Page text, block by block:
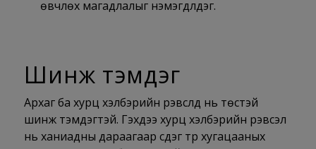
өвчлөх магадлалыг нэмэгдүүлдэг.
Шинж тэмдэг
Архаг ба хурц хэлбэрийн үрэвслүүд нь төстэй
шинж тэмдэгтэй. Гэхдээ хурц хэлбэрийн үрэвсэл
нь ханиадны дараагаар үүсдэг түр хугацааных